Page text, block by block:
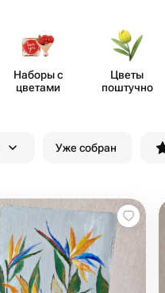
Наборы с
цветами
Цветы
поштучно
Уже собран